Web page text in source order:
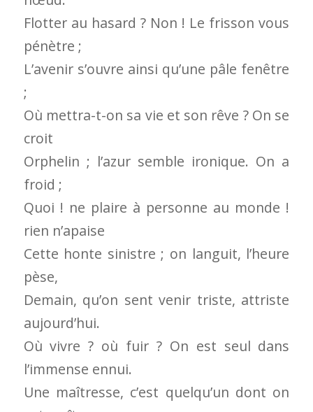
Flotter au hasard ? Non ! Le frisson vous
pénètre ;
L’avenir s’ouvre ainsi qu’une pâle fenêtre
;
Où mettra-t-on sa vie et son rêve ? On se
croit
Orphelin ; l’azur semble ironique. On a
froid ;
Quoi ! ne plaire à personne au monde !
rien n’apaise
Cette honte sinistre ; on languit, l’heure
pèse,
Demain, qu’on sent venir triste, attriste
aujourd’hui.
Où vivre ? où fuir ? On est seul dans
l’immense ennui.
Une maîtresse, c’est quelqu’un dont on